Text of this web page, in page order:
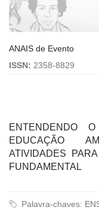
ANAIS de Evento
ISSN: 2358-8829
ENTENDENDO
EDUCAÇÃO
ATIVIDADES
FUNDAMENTAL
Palavra-chaves: